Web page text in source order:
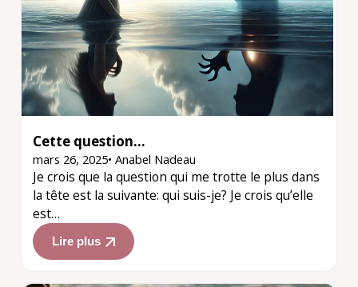
Cette question…
mars 26, 2025•Anabel Nadeau
Je crois que la question qui me trotte le plus dans
la tête est la suivante: qui suis-je? Je crois qu’elle
est…
Lire plus